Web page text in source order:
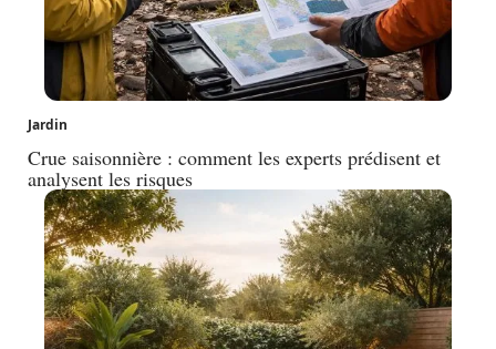
Jardin
Crue saisonnière : comment les experts prédisent et
analysent les risques